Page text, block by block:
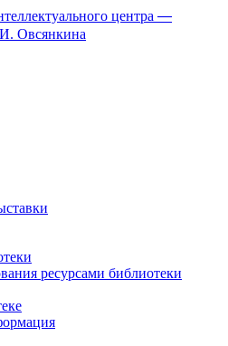
центра —
Овсянкина
ресурсами библиотеки